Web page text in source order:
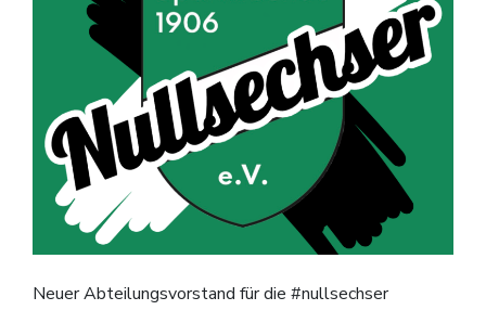
Neuer Abteilungsvorstand für die #nullsechser